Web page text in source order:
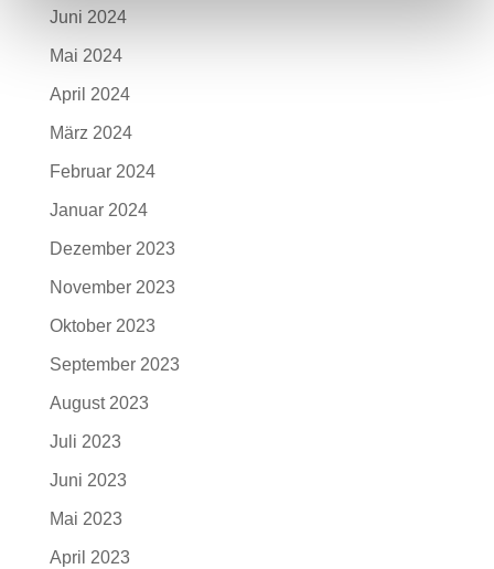
Juni 2024
Mai 2024
April 2024
März 2024
Februar 2024
Januar 2024
Dezember 2023
November 2023
Oktober 2023
September 2023
August 2023
Juli 2023
Juni 2023
Mai 2023
April 2023